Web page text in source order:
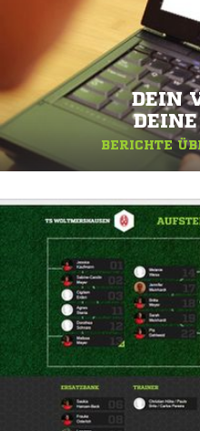
DEIN
BERICHTE